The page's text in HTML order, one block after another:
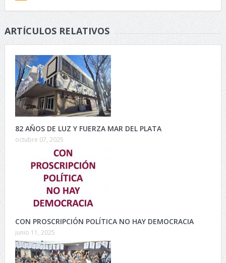
ARTÍCULOS RELATIVOS
82 AÑOS DE LUZ Y FUERZA MAR DEL PLATA
octubre 07, 2025
CON PROSCRIPCIÓN POLÍTICA NO HAY DEMOCRACIA
junio 11, 2025